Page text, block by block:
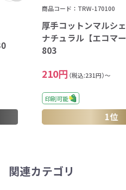
商品コード：TRW-170100
厚手コットンマルシ
ナチュラル【エコマ
803
210円 （税込:231円）～
印刷可能
1位
関連カテゴリ